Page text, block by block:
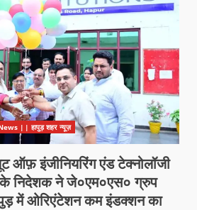
|| हापुड़ शहर न्यूज़
ऑफ़ इंजीनियरिंग एंड टेक्नोलॉजी
के निदेशक ने जे०एम०एस० ग्रुप
में ओरिएंटेशन कम इंडक्शन का